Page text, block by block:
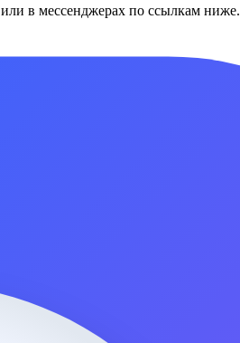
или в мессенджерах по ссылкам ниже.